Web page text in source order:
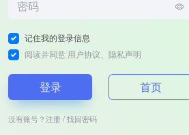
记住我的登录信息
阅读并同意 用户协议 隐私声明
登录 首页
没有账号？注册/找回密码